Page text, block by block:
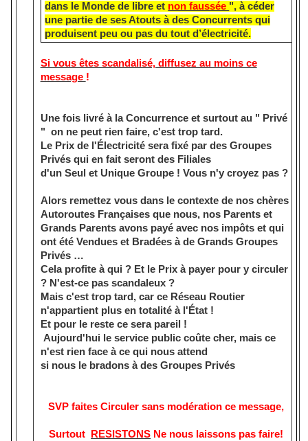
dans le Monde de libre et non faussée ", à céder
une partie de ses Atouts à des Concurrents qui
produisent peu ou pas du tout d’électricité.
Si vous êtes scandalisé, diffusez au moins ce
message !
Une fois livré à la Concurrence et surtout au " Privé
" on ne peut rien faire, c'est trop tard.
Le Prix de l'Électricité sera fixé par des Groupes
Privés qui en fait seront des Filiales
d'un Seul et Unique Groupe ! Vous n'y croyez pas ?
Alors remettez vous dans le contexte de nos chères
Autoroutes Françaises que nous, nos Parents et
Grands Parents avons payé avec nos impôts et qui
ont été Vendues et Bradées à de Grands Groupes
Privés …
Cela profite à qui ? Et le Prix à payer pour y circuler
? N'est-ce pas scandaleux ?
Mais c'est trop tard, car ce Réseau Routier
n'appartient plus en totalité à l'État !
Et pour le reste ce sera pareil !
Aujourd'hui le service public coûte cher, mais ce
n'est rien face à ce qui nous attend
si nous le bradons à des Groupes Privés
SVP faites Circuler sans modération ce message,
Surtout RESISTONS Ne nous laissons pas faire!